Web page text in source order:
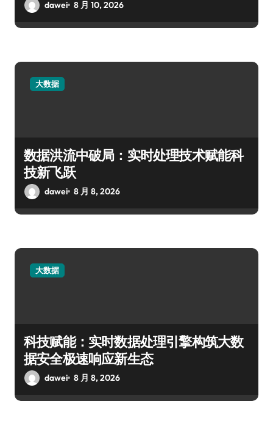
dawei 8 月 10, 2026
大数据
数据洪流中破局：实时处理技术赋能科
技新飞跃
dawei 8 月 8, 2026
大数据
科技赋能：实时数据处理引擎构筑大数
据安全极速响应新生态
dawei 8 月 8, 2026